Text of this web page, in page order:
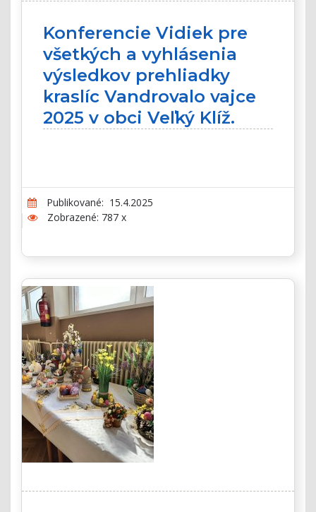
Konferencie Vidiek pre
všetkých a vyhlásenia
výsledkov prehliadky
kraslíc Vandrovalo vajce
2025 v obci Veľký Klíž.
Publikované: 15.4.2025
Zobrazené: 787 x